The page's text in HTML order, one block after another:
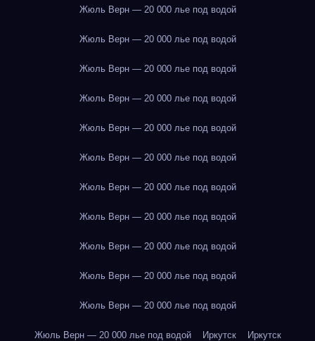
Жюль Верн — 20 000 лье под водой
Жюль Верн — 20 000 лье под водой
Жюль Верн — 20 000 лье под водой
Жюль Верн — 20 000 лье под водой
Жюль Верн — 20 000 лье под водой
Жюль Верн — 20 000 лье под водой
Жюль Верн — 20 000 лье под водой
Жюль Верн — 20 000 лье под водой
Жюль Верн — 20 000 лье под водой
Жюль Верн — 20 000 лье под водой
Жюль Верн — 20 000 лье под водой
Жюль Верн — 20 000 лье под водой Иркутск Иркутск